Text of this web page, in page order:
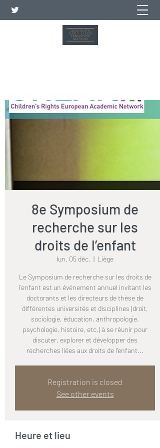
8e Symposium de
recherche sur les
droits de l’enfant
lun. 05 déc.
  |
Liège
Le Symposium de recherche sur les droits de
l’enfant est un événement annuel invitant les
doctorants et les directeurs de thèse de
différentes universités et disciplines (droit,
sociologie, éducation, anthropologie,
psychologie, histoire, etc.) à se réunir pour
discuter, explorer et développer des
recherches liées aux droits de l’enfant...
Registration is closed
See other events
Heure et lieu